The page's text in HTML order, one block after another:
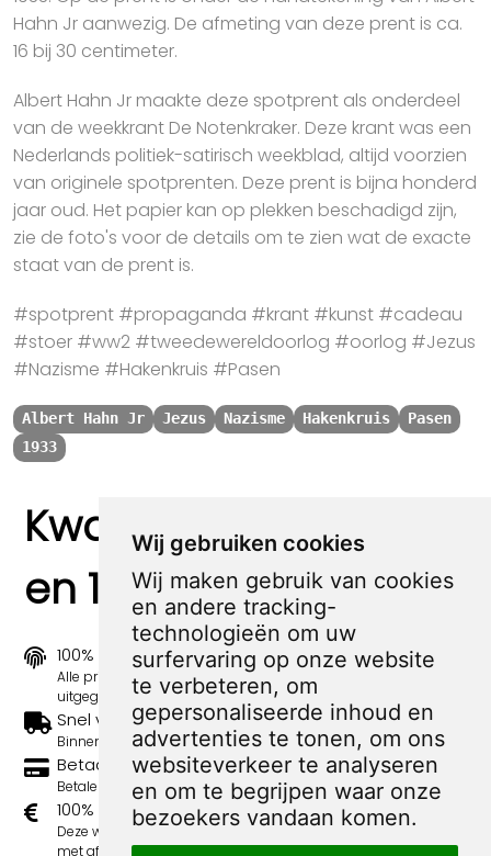
Wij gebruiken cookies
Wij maken gebruik van cookies
en andere tracking-
technologieën om uw
surfervaring op onze website
te verbeteren, om
gepersonaliseerde inhoud en
advertenties te tonen, om ons
websiteverkeer te analyseren
en om te begrijpen waar onze
bezoekers vandaan komen.
Hahn Jr aanwezig. De afmeting van deze prent is ca.
16 bij 30 centimeter.
Albert Hahn Jr maakte deze spotprent als onderdeel
van de weekkrant De Notenkraker. Deze krant was een
Nederlands politiek-satirisch weekblad, altijd voorzien
van originele spotprenten. Deze prent is bijna honderd
jaar oud. Het papier kan op plekken beschadigd zijn,
zie de foto's voor de details om te zien wat de exacte
staat van de prent is.
#spotprent #propaganda #krant #kunst #cadeau
#stoer #ww2 #tweedewereldoorlog #oorlog #Jezus
#Nazisme #Hakenkruis #Pasen
Albert Hahn Jr Jezus Nazisme Hakenkruis
Pasen
1933
Kwaliteit, zekerheid
en 100% sociaal
100% origineel
Alle prints zijn 100% origineel in de jaren 1910-1920
uitgegeven.
Snel verzonden
Binnen 3 werkdagen wordt je print verstuurd.
Betaal veilig en eenvoudig
Betalen kan met iDeal, Credit Card en Paypal.
100% sociaal
Deze webshop wordt volledig gerund door jongens
met afstand tot de arbeidsmarkt. Je bestelling draagt